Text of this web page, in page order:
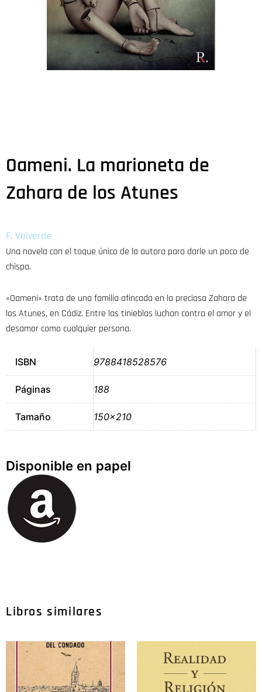
Oameni. La marioneta de
Zahara de los Atunes
F. Valverde
Una novela con el toque único de la autora para darle un poco de
chispa.
«Oameni» trata de una familia afincada en la preciosa Zahara de
los Atunes, en Cádiz. Entre las tinieblas luchan contra el amor y el
desamor como cualquier persona.
ISBN 9788418528576
Páginas 188
Tamaño 150×210
Disponible en papel
Libros similares